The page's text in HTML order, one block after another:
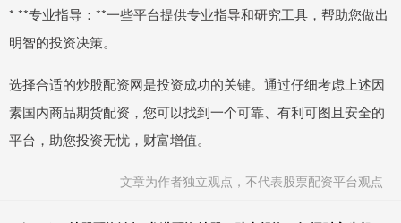
* **专业指导：**一些平台提供专业指导和研究工具，帮助您做出
明智的投资决策。
选择合适的炒股配资网是投资成功的关键。通过仔细考虑上述因
素国内商品期货配资，您可以找到一个可靠、有利可图且安全的
平台，助您投资无忧，财富增值。
文章为作者独立观点，不代表股票配资平台观点